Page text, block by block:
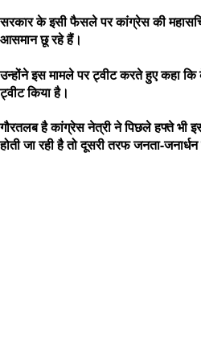
सरकार के इसी फैसले पर कांग्रेस की
आसमान छू रहे हैं।
उन्होंने इस मामले पर ट्वीट करते हुए कहा
ट्वीट किया है।
गौरतलब है कांग्रेस नेत्री ने पिछले हफ्ते भी
होती जा रही है तो दूसरी तरफ जनता-